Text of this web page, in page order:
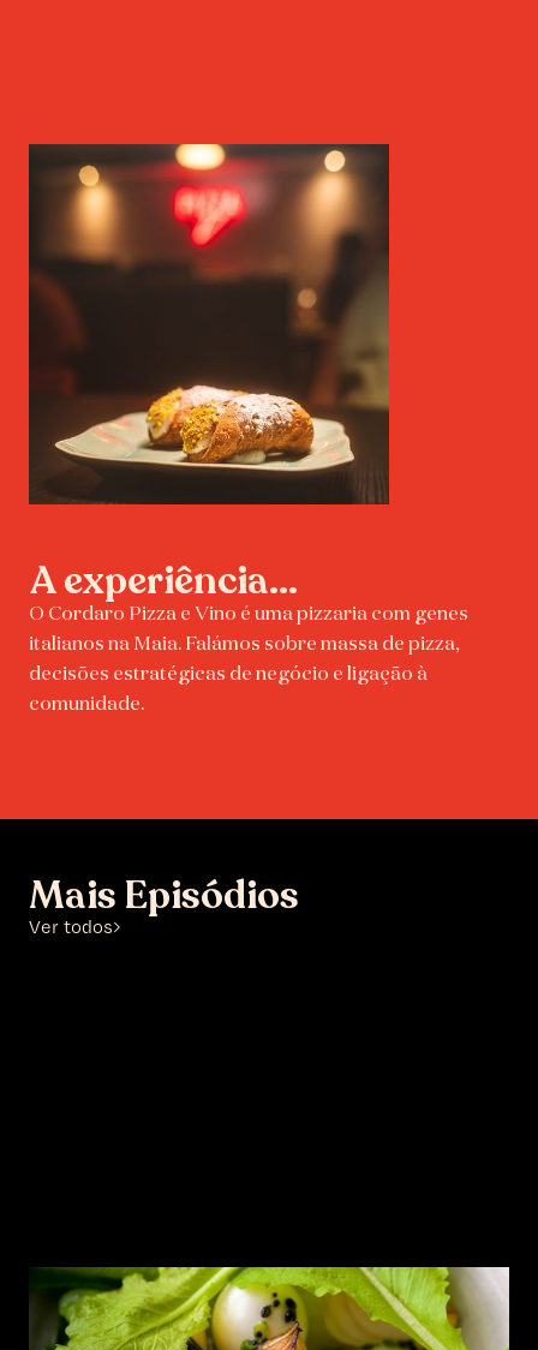
A experiência...
O Cordaro Pizza e Vino é uma pizzaria com genes
italianos na Maia. Falámos sobre massa de pizza,
decisões estratégicas de negócio e ligação à
comunidade.
Mais Episódios
Ver todos
Episódio 5
Fava Tonka, ao sabor das estações.